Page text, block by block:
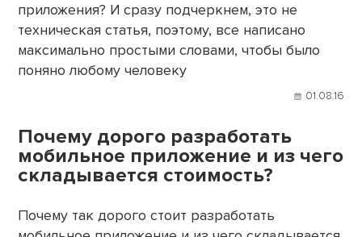
приложения? И сразу подчеркнем, это не
техническая статья, поэтому, все написано
максимально простыми словами, чтобы было
поняно любому человеку
01.08.16
Почему дорого разработать
мобильное приложение и из чего
складывается стоимость?
Почему так дорого стоит разработать